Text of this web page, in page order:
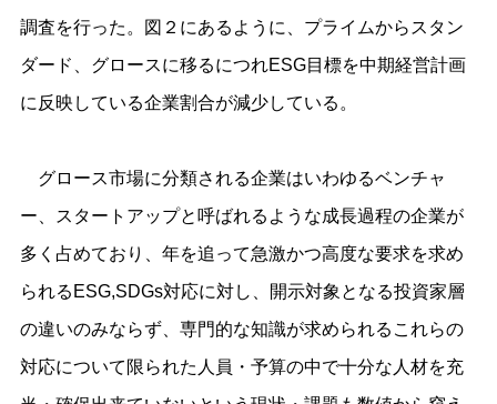
調査を行った。図２にあるように、プライムからスタン
ダード、グロースに移るにつれESG目標を中期経営計画
に反映している企業割合が減少している。
グロース市場に分類される企業はいわゆるベンチャ
ー、スタートアップと呼ばれるような成長過程の企業が
多く占めており、年を追って急激かつ高度な要求を求め
られるESG,SDGs対応に対し、開示対象となる投資家層
の違いのみならず、専門的な知識が求められるこれらの
対応について限られた人員・予算の中で十分な人材を充